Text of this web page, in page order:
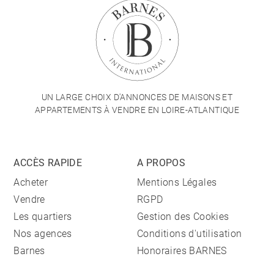
UN LARGE CHOIX D'ANNONCES DE MAISONS ET
APPARTEMENTS À VENDRE EN LOIRE-ATLANTIQUE
ACCÈS RAPIDE
Acheter
Vendre
Les quartiers
Nos agences
Barnes
A PROPOS
Mentions Légales
RGPD
Gestion des Cookies
Conditions d'utilisation
Honoraires BARNES